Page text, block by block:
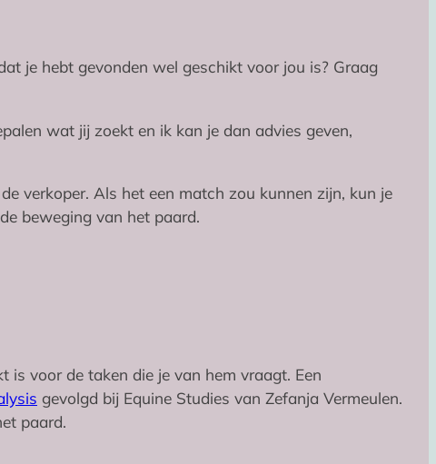
je hebt gevonden wel geschikt voor jou is? Graag
wat jij zoekt en ik kan je dan advies geven,
verkoper. Als het een match zou kunnen zijn, kun je
beweging van het paard.
voor de taken die je van hem vraagt. Een
gevolgd bij Equine Studies van Zefanja Vermeulen.
paard.